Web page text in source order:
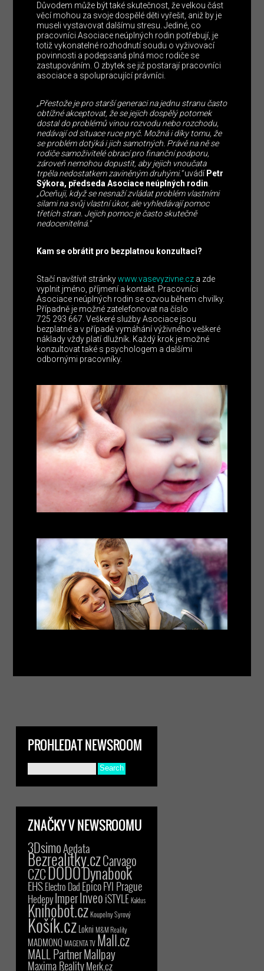
Důvodem může být také skutečnost, že velkou část
věcí mohou za svoje dospělé děti vyřešit, aniž by je
museli vystavovat dalšímu stresu. Jediné, co
pracovníci Asociace neúplných rodin potřebují, je
totiž vykonatelné rozhodnutí soudu o vyživovací
povinnosti a podepsaná plná moc rodiče se
zastupováním. O zbytek se již postarají pracovníci
asociace a spolupracující právníci.
„Přestože je pro starší generaci na jednu stranu často
obtížné akceptovat, že se jejich dospělý potomek
dostal do problémů vinou rozvodu nebo rozchodu,
nedávají od situace ruce pryč. Možná i díky tomu, že
se problém dotýká i jich samotných. Právě na ně se
rodiče samoživitelé obrací pro finanční podporu,
zároveň nemohou dopustit, aby jejich vnoučata
trpěla nedostatkem zaviněným druhými.“uvádí Petr
Sýkora, předseda Asociace neúplných rodin
„Oceňuji, když se nesnaží zvládat problém vlastními
silami na svůj vlastní úkor, ale vyhledávají pomoc
třetích stran. Jejich pomoc je často skutečně
nedocenitelná.“
Kam se obrátit pro bezplatnou konzultaci?
Stačí navštívit stránkywww.vasevyzivne.cz a zde
vyplnit jméno, příjmení a kontakt. Pracovníci
Asociace neúplných rodin se ozvou během chvilky.
Případně je možné zatelefonovat na číslo
725 293 667. Veškeré služby Asociace jsou
bezplatné a v případě vymáhání výživného veškeré
náklady vždy platí dlužník. Každý krok je možné
konzultovat také s psychologem a dalšími
odbornými pracovníky.
PROHLEDAT NEWSROOM
ZNAČKY V NEWSROOMU
3DsimoAgdata
Bezrealitky.czCarvago
CZCDODODynabook
EHSElectro Dad EpicoFYI Prague
HedepyImperInveoiSTYLE Kaktus
Knihobot.czKoupelny Syrový
Košík.czLokni M&M Reality
MADMONQMAGENTA TV Mall.cz
MALL PartnerMallpay
Maxima RealityMerk.cz